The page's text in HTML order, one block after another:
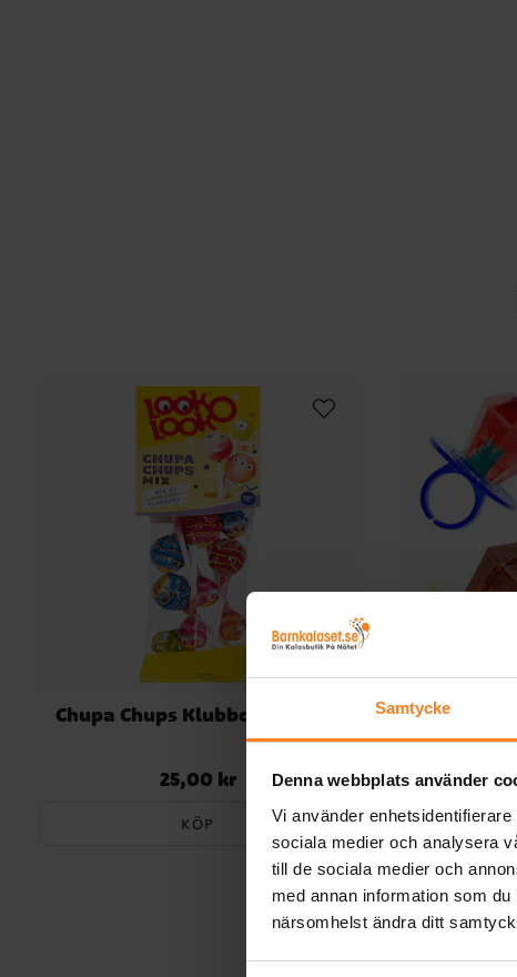
Samtycke
Denna webbplats använder
Vi använder
sociala medier och analysera
till de sociala medier och
med annan information som
närsomhelst ändra ditt
Chupa Chups Klubbor 10-pack
Pris:25,00 kr
25,00 kr
KÖP